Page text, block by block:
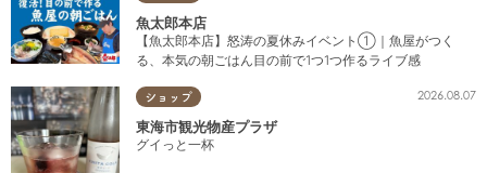
魚太郎本店
【魚太郎本店】怒涛の夏休みイベント①｜魚屋がつく
る、本気の朝ごはん目の前で1つ1つ作るライブ感
ショップ 2026.08.07
東海市観光物産プラザ
グイっと一杯